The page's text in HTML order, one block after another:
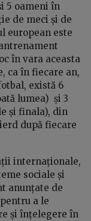
5 oameni în
de meci și de
european este
în vara aceasta
ca în fiecare an,
există 6
lumea) și 3
și finala), din
după fiecare
internaționale,
sociale și
anunțate de
a le
și înțelegere în